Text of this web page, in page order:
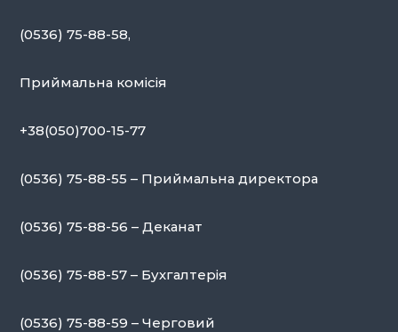
(0536) 75-88-58,
Приймальна комісія
+38(050)700-15-77
(0536) 75-88-55 – Приймальна директора
(0536) 75-88-56 – Деканат
(0536) 75-88-57 – Бухгалтерія
(0536) 75-88-59 – Черговий